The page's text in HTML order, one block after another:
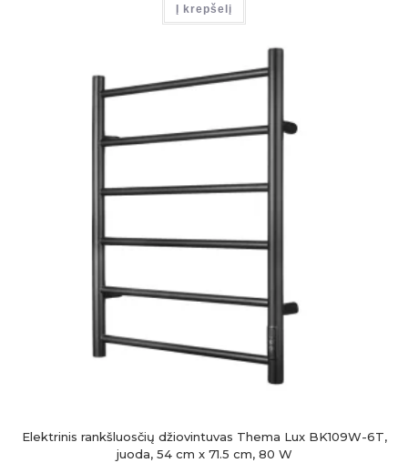
Į krepšelį
Elektrinis rankšluosčių džiovintuvas Thema Lux BK109W-6T,
juoda, 54 cm x 71.5 cm, 80 W